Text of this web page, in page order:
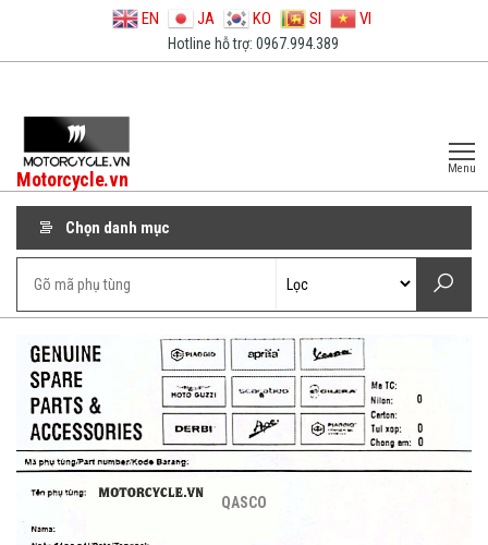
EN JA KO SI VI
Hotline hỗ trợ: 0967.994.389
Motorcycle.vn Menu
Chọn danh mục
QASCO